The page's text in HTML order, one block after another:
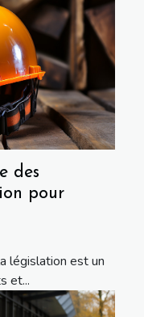
des
pour
législation est un
et...